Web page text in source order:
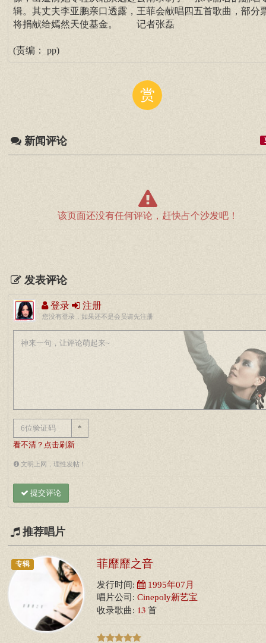
辑。其丈夫李亚鹏亲口透露，王菲会献唱四五首歌曲，部分
将捐献给嫣然天使基金。 记者张磊
(责编： pp)
赏
新闻评论
该页面还没有任何评论，赶快占个沙发吧！
发表评论
登录 注册
您没有登录，如果还不是会员请先注册
*
看不清？点击刷新
文明上网，理性发帖！
提交评论
推荐唱片
专辑 菲靡靡之音
发行时间: 1995年07月
唱片公司: Cinepoly新艺宝
收录歌曲: 13 首